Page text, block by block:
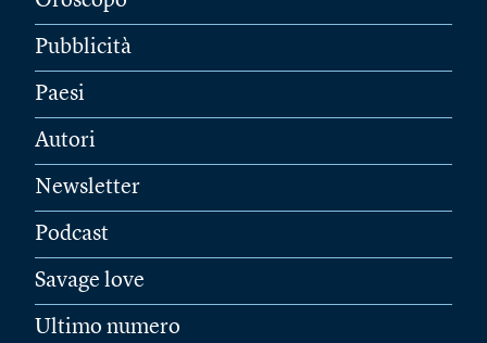
Pubblicità
Paesi
Autori
Newsletter
Podcast
Savage love
Ultimo numero